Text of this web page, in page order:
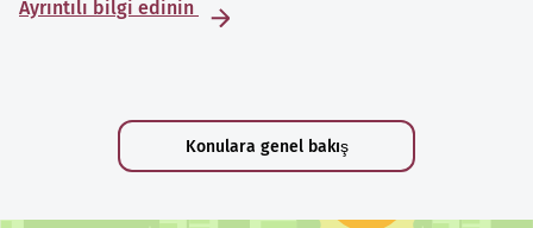
Ayrıntılı bilgi edinin
Konulara genel bakış